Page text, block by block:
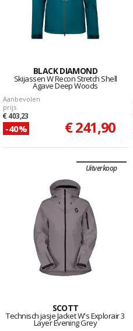
BLACK DIAMOND
Skijassen W Recon Stretch Shell
Agave Deep Woods
Aanbevolen
prijs
€ 403,23
-40% € 241,90
Uitverkoop
SCOTT
Technisch jasje Jacket W's Explorair 3
Layer Evening Grey